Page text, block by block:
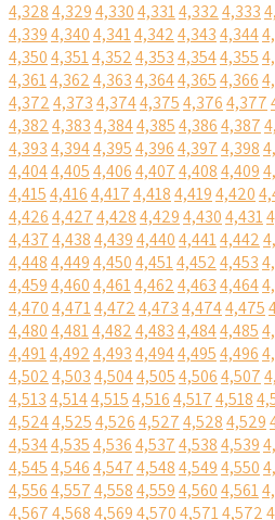
4,3284,3294,3304,3314,3324,333
4,3394,3404,3414,3424,3434,344
4,3504,3514,3524,3534,3544,355
4,3614,3624,3634,3644,3654,366
4,3724,3734,3744,3754,3764,377
4,3824,3834,3844,3854,3864,387
4,3934,3944,3954,3964,3974,398
4,4044,4054,4064,4074,4084,409
4,4154,4164,4174,4184,4194,420
4,4264,4274,4284,4294,4304,431
4,4374,4384,4394,4404,4414,442
4,4484,4494,4504,4514,4524,453
4,4594,4604,4614,4624,4634,464
4,4704,4714,4724,4734,4744,475
4,4804,4814,4824,4834,4844,485
4,4914,4924,4934,4944,4954,496
4,5024,5034,5044,5054,5064,507
4,5134,5144,5154,5164,5174,518
4,5244,5254,5264,5274,5284,529
4,5344,5354,5364,5374,5384,539
4,5454,5464,5474,5484,5494,550
4,5564,5574,5584,5594,5604,561
4,5674,5684,5694,5704,5714,572